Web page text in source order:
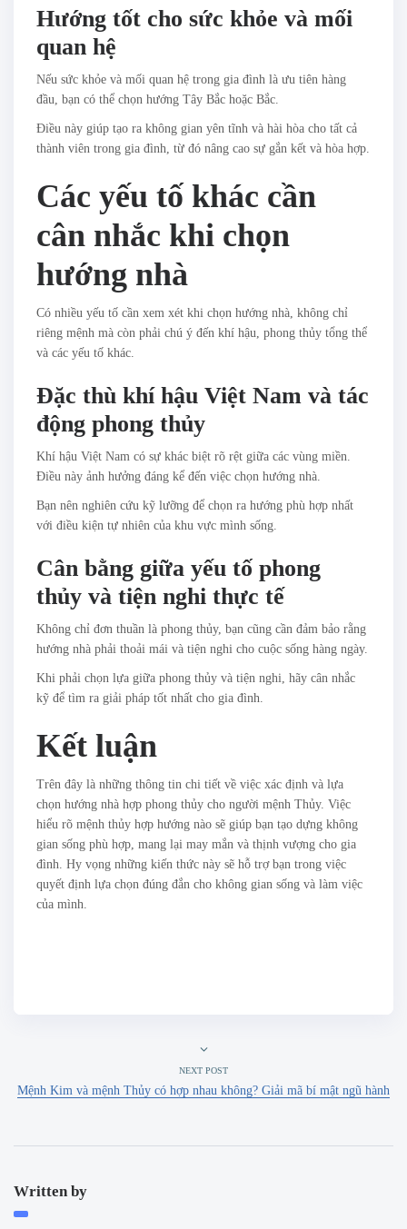
Hướng tốt cho sức khỏe và mối
quan hệ
Nếu sức khỏe và mối quan hệ trong gia đình là ưu tiên hàng
đầu, bạn có thể chọn hướng Tây Bắc hoặc Bắc.
Điều này giúp tạo ra không gian yên tĩnh và hài hòa cho tất cả
thành viên trong gia đình, từ đó nâng cao sự gắn kết và hòa hợp.
Các yếu tố khác cần
cân nhắc khi chọn
hướng nhà
Có nhiều yếu tố cần xem xét khi chọn hướng nhà, không chỉ
riêng mệnh mà còn phải chú ý đến khí hậu, phong thủy tổng thể
và các yếu tố khác.
Đặc thù khí hậu Việt Nam và tác
động phong thủy
Khí hậu Việt Nam có sự khác biệt rõ rệt giữa các vùng miền.
Điều này ảnh hưởng đáng kể đến việc chọn hướng nhà.
Bạn nên nghiên cứu kỹ lưỡng để chọn ra hướng phù hợp nhất
với điều kiện tự nhiên của khu vực mình sống.
Cân bằng giữa yếu tố phong
thủy và tiện nghi thực tế
Không chỉ đơn thuần là phong thủy, bạn cũng cần đảm bảo rằng
hướng nhà phải thoải mái và tiện nghi cho cuộc sống hàng ngày.
Khi phải chọn lựa giữa phong thủy và tiện nghi, hãy cân nhắc
kỹ để tìm ra giải pháp tốt nhất cho gia đình.
Kết luận
Trên đây là những thông tin chi tiết về việc xác định và lựa
chọn hướng nhà hợp phong thủy cho người mệnh Thủy. Việc
hiểu rõ mệnh thủy hợp hướng nào sẽ giúp bạn tạo dựng không
gian sống phù hợp, mang lại may mắn và thịnh vượng cho gia
đình. Hy vọng những kiến thức này sẽ hỗ trợ bạn trong việc
quyết định lựa chọn đúng đắn cho không gian sống và làm việc
của mình.
NEXT POST
Mệnh Kim và mệnh Thủy có hợp nhau không? Giải mã bí mật ngũ hành
Written by